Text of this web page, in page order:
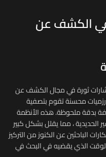
في الكشف عن
ثورة في مجال الكشف عن
محسنة تقوم بتصفية
بدقة ملحوظة. هذه الأنظمة
الحديدية ، مما يقلل بشكل كبير
الباحثين عن الكنوز من التركيز
الذي يقضيه في البحث في